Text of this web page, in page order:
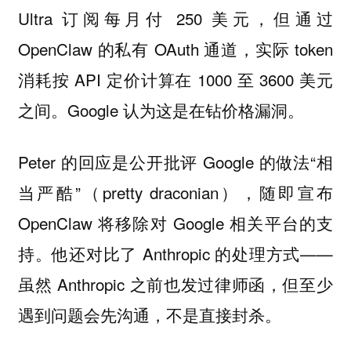
Ultra 订阅每月付 250 美元，但通过
OpenClaw 的私有 OAuth 通道，实际 token
消耗按 API 定价计算在 1000 至 3600 美元
之间。Google 认为这是在钻价格漏洞。
Peter 的回应是公开批评 Google 的做法“相
当严酷”（pretty draconian），随即宣布
OpenClaw 将移除对 Google 相关平台的支
持。他还对比了 Anthropic 的处理方式——
虽然 Anthropic 之前也发过律师函，但至少
遇到问题会先沟通，不是直接封杀。